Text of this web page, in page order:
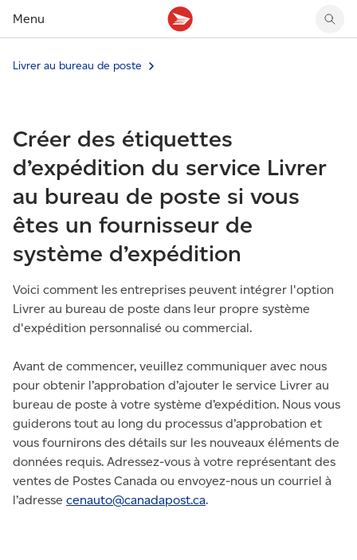
Menu
Tarifs des timbres
Faire un envoi au Canada
Acheter timbres et fournitures d’emballage
Retourner un achat
Suivre un envoi
Gérer courrier et colis
Cueillette au comptoir
Boîtes postales et casiers
Louer une case postale
Compte MonArgent Postes Canada
Cartes et services prépayés
Voir les nouveaux timbres
Proposer un timbre
Magazine En détail
Livrer au bureau de poste
Créer des étiquettes
d’expédition du service Livrer
au bureau de poste si vous
êtes un fournisseur de
système d’expédition
Voici comment les entreprises peuvent intégrer l'option
Livrer au bureau de poste dans leur propre système
d'expédition personnalisé ou commercial.
Avant de commencer, veuillez communiquer avec nous
pour obtenir l’approbation d’ajouter le service Livrer au
bureau de poste à votre système d’expédition. Nous vous
guiderons tout au long du processus d’approbation et
vous fournirons des détails sur les nouveaux éléments de
données requis. Adressez-vous à votre représentant des
ventes de Postes Canada ou envoyez-nous un courriel à
l’adresse cenauto@canadapost.ca.